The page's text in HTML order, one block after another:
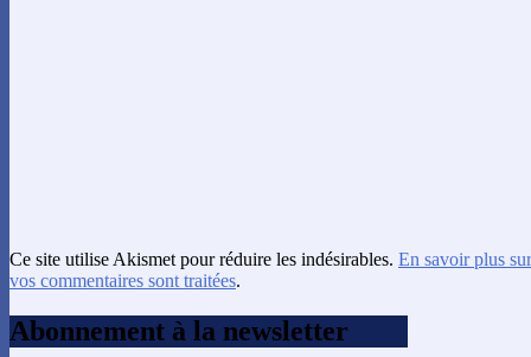
Ce site utilise Akismet pour réduire les indésirables. En savoir plus
vos commentaires sont traitées.
Abonnement à la newsletter